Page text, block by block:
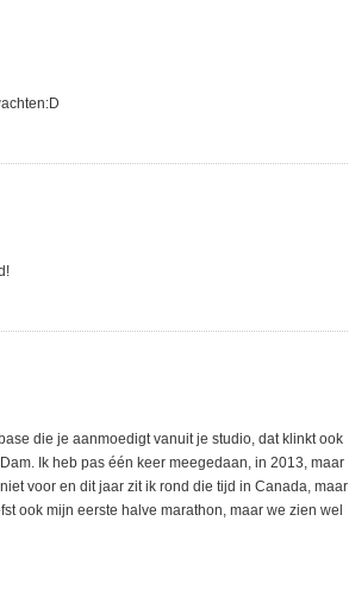
die je aanmoedigt vanuit je studio, dat klinkt ook
Ik heb pas één keer meegedaan, in 2013, maar
voor en dit jaar zit ik rond die tijd in Canada, maar
ook mijn eerste halve marathon, maar we zien wel